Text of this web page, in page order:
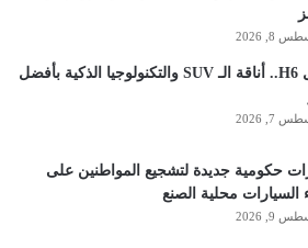
8, 2026
هافال H6.. أناقة الـ SUV والتكنولوجيا الذكية بأفضل
7, 2026
حكومية جديدة لتشجيع المواطنين على
السيارات محلية الصنع
9, 2026